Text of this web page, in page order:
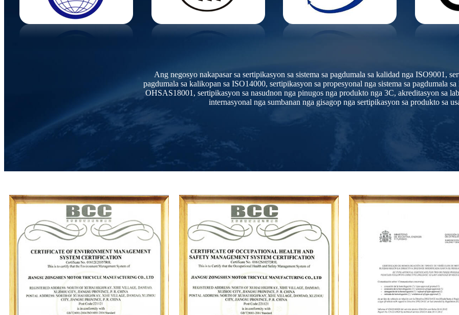
Ang negosyo nakapasar sa sertipikasyon sa sistema sa pagdumala sa kalidad nga ISO9001,
pagdumala sa kalikopan sa ISO14000, sertipikasyon sa propesyonal nga sistema sa pagdumala
OHSAS18001, sertipikasyon sa nasudnon nga pinugos nga produkto nga 3C, akreditasyon sa
internasyonal nga sumbanan nga gisagop nga sertipikasyon sa produkto sa